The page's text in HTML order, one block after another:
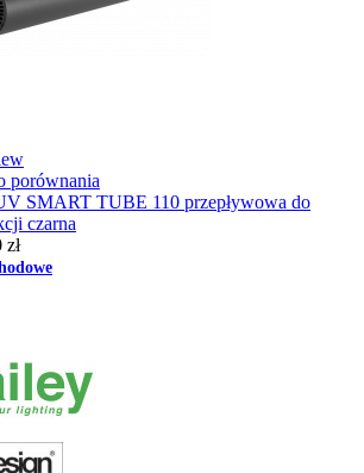
porównania
SMART TUBE 110 przepływowa do
czarna
zł